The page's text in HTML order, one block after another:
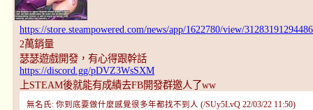
https://store.steampowered.com/news/app/1622780/view/
2萬銷量
瑟瑟遊戲開發，有心得跟幹話
https://discord.gg/pDVZ3WsSXM
上STEAM後就能有成績去FB開發群邀人了ww
無名氏: 你到底要做什麼感覺很多年都找不到人 (/SUy5LvQ 22/03/22 11:50)